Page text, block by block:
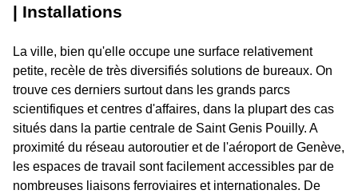
| Installations
La ville, bien qu'elle occupe une surface relativement
petite, recèle de très diversifiés solutions de bureaux. On
trouve ces derniers surtout dans les grands parcs
scientifiques et centres d'affaires, dans la plupart des cas
situés dans la partie centrale de Saint Genis Pouilly. A
proximité du réseau autoroutier et de l'aéroport de Genève,
les espaces de travail sont facilement accessibles par de
nombreuses liaisons ferroviaires et internationales. De